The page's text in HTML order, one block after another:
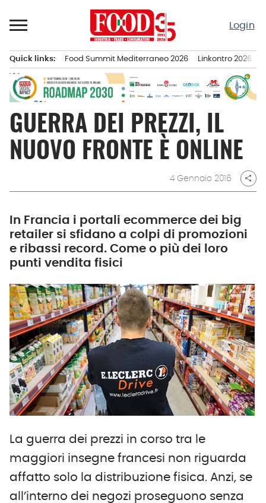
al
Login
principale
Quick links: Food Summit Mediterraneo 2026 Linkontro 2026
GUERRA DEI PREZZI, IL
NUOVO FRONTE È ONLINE
4 Gennaio 2016 share
In Francia i portali ecommerce dei big
retailer si sfidano a colpi di promozioni
e ribassi record. Come o più dei loro
punti vendita fisici
La guerra dei prezzi in corso tra le
maggiori insegne francesi non riguarda
affatto solo la distribuzione fisica. Anzi, se
all’interno dei negozi proseguono senza